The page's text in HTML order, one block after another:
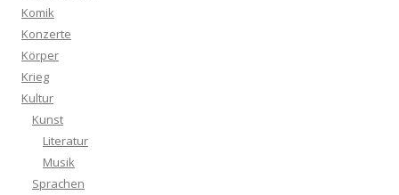
Komik
Konzerte
Körper
Krieg
Kultur
Kunst
Literatur
Musik
Sprachen